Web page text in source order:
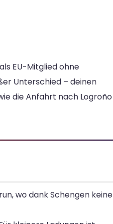
EU-Mitglied ohne
Unterschied – deinen
die Anfahrt nach Logroño
wo dank Schengen keine